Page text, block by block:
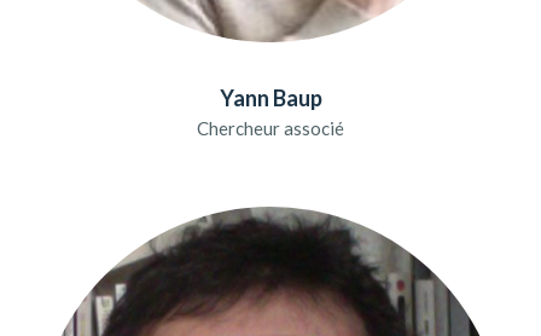
Yann Baup
Chercheur associé